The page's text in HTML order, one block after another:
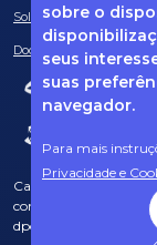
sobre o
seus
suas
navegador.
Para mais
Privacidade e
Solicitação de
Documentos obrigatórios
Caso tenha dúvidas
contato com o nosso
dpo@fcopel.org.br